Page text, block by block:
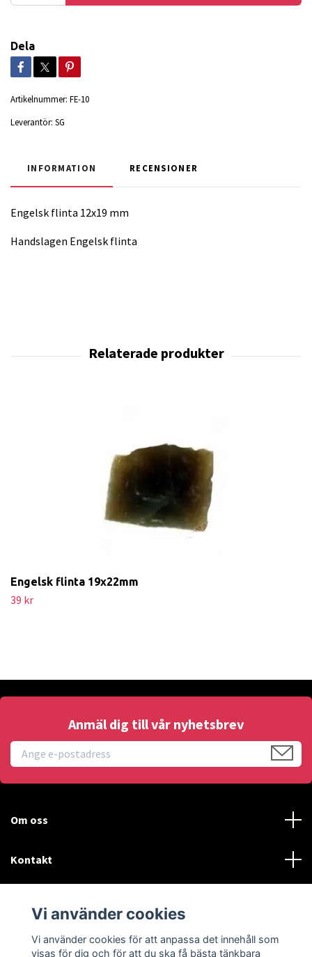
Dela
Artikelnummer: FE-10
Leverantör: SG
INFORMATION RECENSIONER
Engelsk flinta 12x19 mm
Handslagen Engelsk flinta
Engelsk flinta 19x22mm
39 kr
Anmäl dig till vår nyhetsbrev
Om oss
Kontakt
Sociala medier
Vi använder cookies
Vi använder cookies för att anpassa det innehåll som
visas för dig och för att du ska få bästa tänkbara